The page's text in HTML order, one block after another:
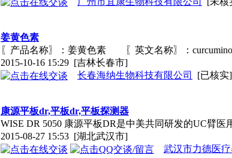
姜黄色素
〖产品名称〗：姜黄色素 〖英文名称〗：
2015-10-16 15:29 [吉林长春市]
长春海纳生物科技有限公司
[已核实]
康源平板dr,平板dr,平板探测器
WISE DR 5050 康源平板DR是中美共同研发的UC臂
2015-08-27 15:53 [湖北武汉市]
武汉市力德医